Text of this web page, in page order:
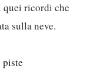
quei ricordi che
sulla neve.